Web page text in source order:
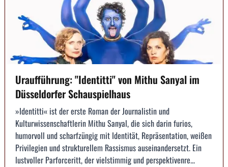
Uraufführung: "Identitti" von Mithu Sanyal im
Düsseldorfer Schauspielhaus
»Identitti« ist der erste Roman der Journalistin und
Kulturwissenschaftlerin Mithu Sanyal, die sich darin furios,
humorvoll und scharfzüngig mit Identität, Repräsentation, weißen
Privilegien und strukturellem Rassismus auseinandersetzt. Ein
lustvoller Parforceritt, der vielstimmig und perspektivenre...